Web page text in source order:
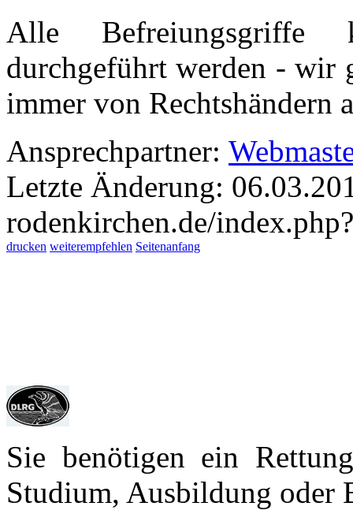
Alle Befreiungsgriffe
durchgeführt werden - wir
immer von Rechtshändern
Ansprechpartner:
Letzte Änderung:
rodenkirchen.de/
drucken weiterempfehlen Seitenanfang
Sie benötigen ein
Studium, Aus­bildung oder